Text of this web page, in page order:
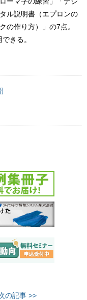
ル説明書（エプロンの
の作り方）」の7点。
きる。
の記事 >>